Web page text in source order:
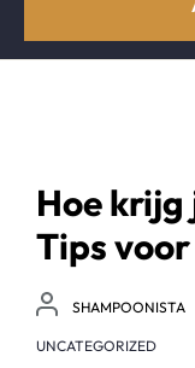
Hoe krijg
Tips
SHAMPOONISTA
UNCATEGORIZED